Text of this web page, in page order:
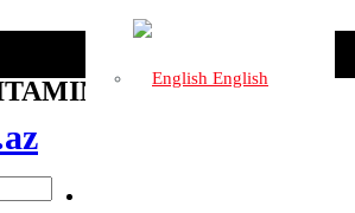
English
VITAMIN C 1000
C 1000